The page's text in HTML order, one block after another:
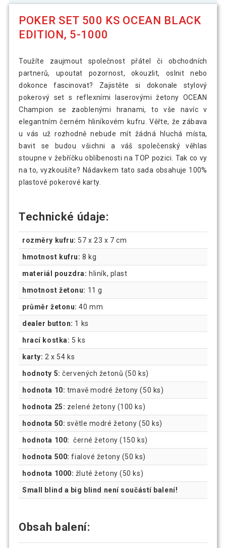
POKER SET 500 KS OCEAN BLACK
EDITION, 5-1000
Toužíte zaujmout společnost přátel či obchodních
partnerů, upoutat pozornost, okouzlit, oslnit nebo
dokonce fascinovat? Zajistěte si dokonale stylový
pokerový set s reflexními laserovými žetony OCEAN
Champion se zaoblenými hranami, to vše navíc v
elegantním černém hliníkovém kufru. Věřte, že zábava
u vás už rozhodně nebude mít žádná hluchá místa,
bavit se budou všichni a váš společenský věhlas
stoupne v žebříčku oblíbenosti na TOP pozici. Tak co vy
na to, vyzkoušíte? Nádavkem tato sada obsahuje 100%
plastové pokerové karty.
Technické údaje:
rozměry kufru: 57 x 23 x 7 cm
hmotnost kufru: 8 kg
materiál pouzdra: hliník, plast
hmotnost žetonu: 11 g
průměr žetonu: 40 mm
dealer button: 1 ks
hrací kostka: 5 ks
karty: 2 x 54 ks
hodnoty 5: červených žetonů (50 ks)
hodnota 10: tmavě modré žetony (50 ks)
hodnota 25: zelené žetony (100 ks)
hodnota 50: světle modré žetony (50 ks)
hodnota 100: černé žetony (150 ks)
hodnota 500: fialové žetony (50 ks)
hodnota 1000: žluté žetony (50 ks)
Small blind a big blind není součástí balení!
Obsah balení: